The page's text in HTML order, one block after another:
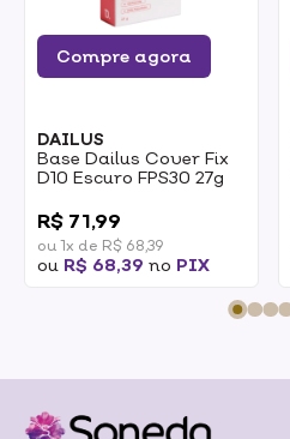
Compre agora
DAILUS
Base Dailus Cover Fix
D10 Escuro FPS30 27g
R$ 71,99
ou 1x de R$ 68,39
ou R$ 68,39 no PIX